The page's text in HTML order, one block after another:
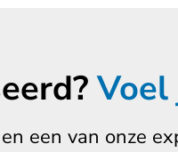
Voel
een van onze